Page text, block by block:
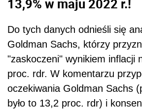
13,9% w maju 2022 r.!
Do tych danych odnieśli się
Goldman Sachs, którzy
"zaskoczeni" wynikiem inflacji
proc. rdr. W komentarzu
oczekiwania Goldman Sachs
było to 13,2 proc. rdr) i